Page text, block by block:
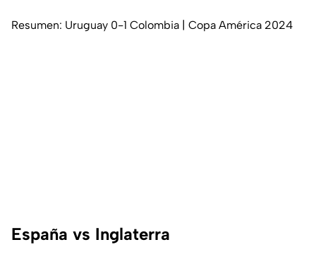
Resumen: Uruguay 0-1 Colombia | Copa América 2024
España vs Inglaterra